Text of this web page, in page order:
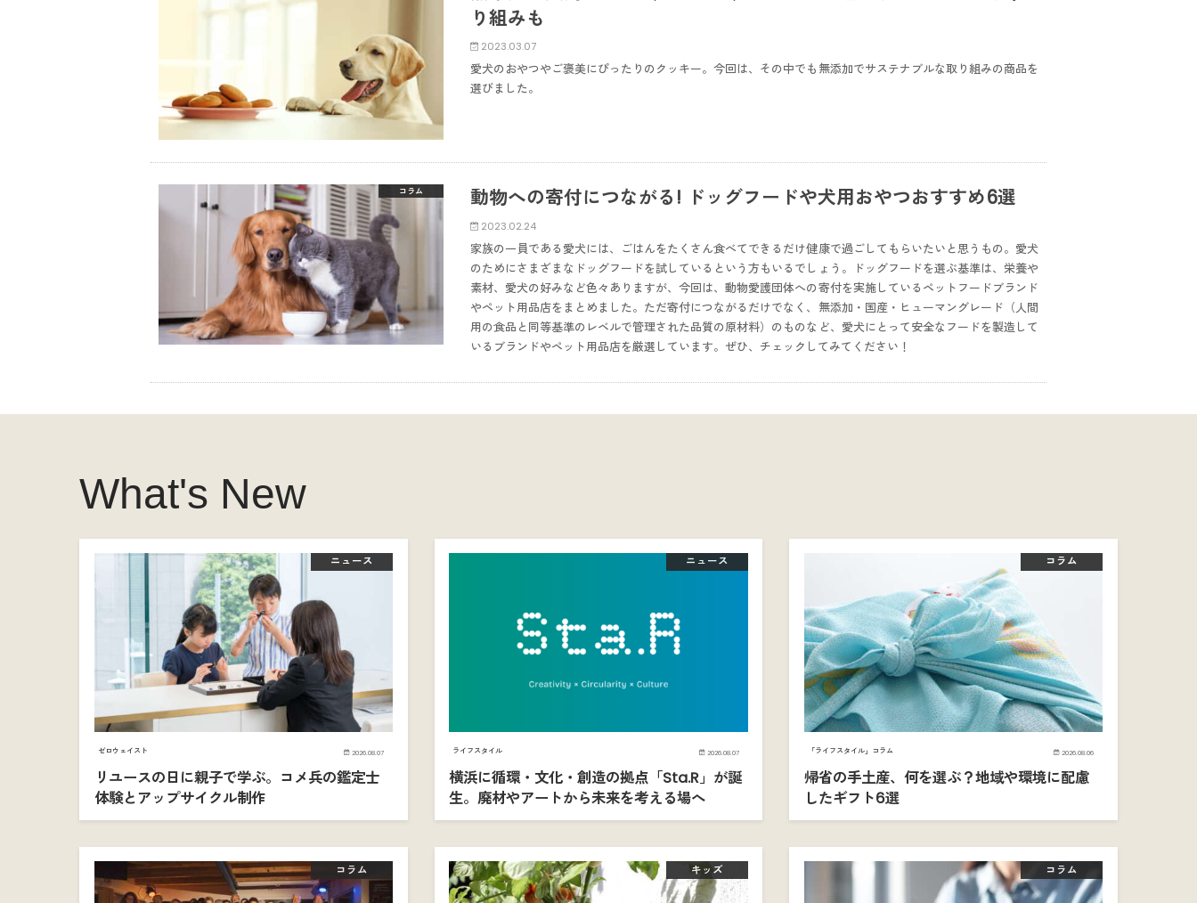
り組みも
2023.03.07
愛犬のおやつやご褒美にぴったりのクッキー。今回は、その中でも無添加でサステナブルな取り組みの商品を
選びました。
コラム 動物への寄付につながる! ドッグフードや犬用おやつおすすめ6選
2023.02.24
家族の一員である愛犬には、ごはんをたくさん食べてできるだけ健康で過ごしてもらいたいと思うもの。愛犬
のためにさまざまなドッグフードを試しているという方もいるでしょう。ドッグフードを選ぶ基準は、栄養や
素材、愛犬の好みなど色々ありますが、今回は、動物愛護団体への寄付を実施しているペットフードブランド
やペット用品店をまとめました。ただ寄付につながるだけでなく、無添加・国産・ヒューマングレード（人間
用の食品と同等基準のレベルで管理された品質の原材料）のものなど、愛犬にとって安全なフードを製造して
いるブランドやペット用品店を厳選しています。ぜひ、チェックしてみてください！
What's New
ニュース
ゼロウェイスト 2026.08.07
リユースの日に親子で学ぶ。コメ兵の鑑定士
体験とアップサイクル制作
ニュース
ライフスタイル 2026.08.07
横浜に循環・文化・創造の拠点「Sta.R」が誕
生。廃材やアートから未来を考える場へ
コラム
「ライフスタイル」コラム 2026.08.06
帰省の手土産、何を選ぶ？地域や環境に配慮
したギフト6選
コラム キッズ コラム